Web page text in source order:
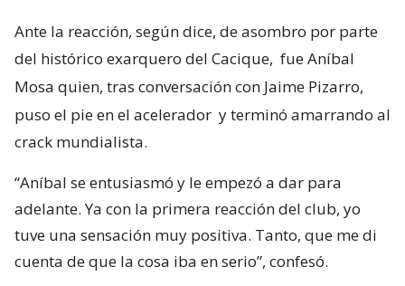
Ante la reacción, según dice, de asombro por parte
del histórico exarquero del Cacique, fue Aníbal
Mosa quien, tras conversación con Jaime Pizarro,
puso el pie en el acelerador y terminó amarrando al
crack mundialista.
“Aníbal se entusiasmó y le empezó a dar para
adelante. Ya con la primera reacción del club, yo
tuve una sensación muy positiva. Tanto, que me di
cuenta de que la cosa iba en serio”, confesó.